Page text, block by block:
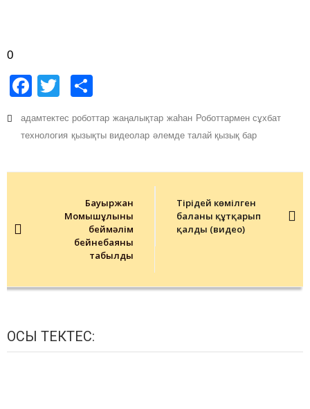
0
Facebook
Twitter
адамтектес роботтар жаңалықтар жаһан Роботтармен сұхбат
технология қызықты видеолар әлемде талай қызық бар
Бауыржан
Момышұлының
беймәлім
бейнебаяны
табылды
Тірідей көмілген
баланы құтқарып
қалды (видео)
ОСЫ ТЕКТЕС: